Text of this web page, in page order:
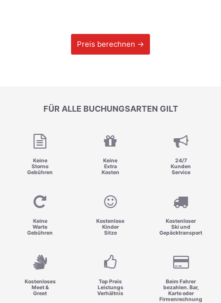
Preis berechnen →
FÜR ALLE BUCHUNGSARTEN GILT
Keine
Storno
Gebühren
Keine
Extra
Kosten
24/7
Kunden
Service
Keine
Warte
Gebühren
Kostenlose
Kinder
Sitze
Kostenloser
Ski und
Gepäcktransport
Kostenloses
Meet &
Greet
Top Preis
Leistungs
Verhältnis
Beim Fahrer
bezahlen. Bar,
Karte oder
Firmenrechnung